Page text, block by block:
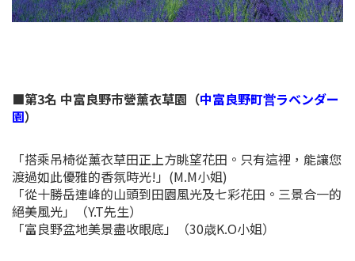
■第3名 中富良野巿營薰衣草園（中富良野町営ラベンダー
園）
「搭乘吊椅從薰衣草田正上方眺望花田。只有這裡，能讓您
渡過如此優雅的香氛時光!」(M.M小姐)
「從十勝岳連峰的山頭到田園風光及七彩花田。三景合一的
絕美風光」（Y.T先生）
「富良野盆地美景盡收眼底」（30歳K.O小姐）